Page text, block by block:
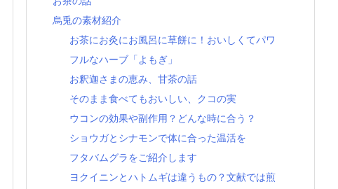
烏兎の素材紹介
お茶にお灸にお風呂に草餅に！おいしくてパワ
フルなハーブ「よもぎ」
お釈迦さまの恵み、甘茶の話
そのまま食べてもおいしい、クコの実
ウコンの効果や副作用？どんな時に合う？
ショウガとシナモンで体に合った温活を
フタバムグラをご紹介します
ヨクイニンとハトムギは違うもの？文献では煎